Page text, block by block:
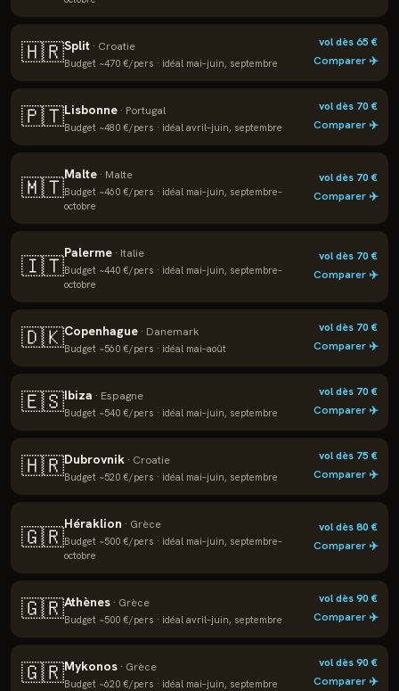
🇭🇷Split · Croatie
Budget ~470 €/pers · idéal mai–juin, septembre
vol dès65 €
Comparer ✈️
🇵🇹Lisbonne · Portugal
Budget ~480 €/pers · idéal avril–juin, septembre
vol dès 70€
Comparer ✈️
🇲🇹Malte · Malte
Budget ~460 €/pers · idéal mai–juin, septembre–
octobre
vol dès 70€
Comparer ✈️
🇮🇹Palerme · Italie
Budget ~440 €/pers · idéal mai–juin, septembre–
octobre
vol dès 70€
Comparer ✈️
🇩🇰Copenhague · Danemark
Budget ~560 €/pers · idéal mai–août
vol dès 70€
Comparer ✈️
🇪🇸Ibiza · Espagne
Budget ~540 €/pers · idéal mai–juin, septembre
vol dès 70€
Comparer ✈️
🇭🇷Dubrovnik · Croatie
Budget ~520 €/pers · idéal mai–juin, septembre
vol dès 75 €
Comparer ✈️
🇬🇷Héraklion · Grèce
Budget ~500 €/pers · idéal mai–juin, septembre–
octobre
vol dès80€
Comparer ✈️
🇬🇷Athènes · Grèce
Budget ~500 €/pers · idéal avril–juin, septembre
vol dès90€
Comparer ✈️
🇬🇷Mykonos · Grèce
Budget ~620 €/pers · idéal mai–juin, septembre
vol dès90€
Comparer ✈️